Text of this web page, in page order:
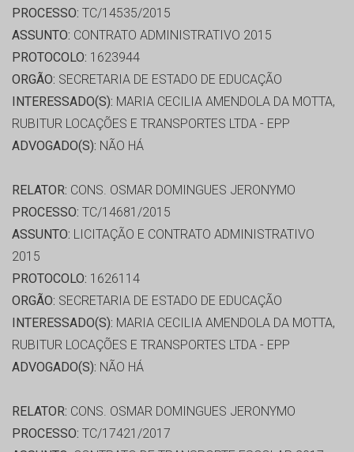
PROCESSO: TC/14535/2015
ASSUNTO: CONTRATO ADMINISTRATIVO 2015
PROTOCOLO: 1623944
ORGÃO: SECRETARIA DE ESTADO DE EDUCAÇÃO
INTERESSADO(S): MARIA CECILIA AMENDOLA DA MOTTA,
RUBITUR LOCAÇÕES E TRANSPORTES LTDA - EPP
ADVOGADO(S): NÃO HÁ
RELATOR: CONS. OSMAR DOMINGUES JERONYMO
PROCESSO: TC/14681/2015
ASSUNTO: LICITAÇÃO E CONTRATO ADMINISTRATIVO
2015
PROTOCOLO: 1626114
ORGÃO: SECRETARIA DE ESTADO DE EDUCAÇÃO
INTERESSADO(S): MARIA CECILIA AMENDOLA DA MOTTA,
RUBITUR LOCAÇÕES E TRANSPORTES LTDA - EPP
ADVOGADO(S): NÃO HÁ
RELATOR: CONS. OSMAR DOMINGUES JERONYMO
PROCESSO: TC/17421/2017